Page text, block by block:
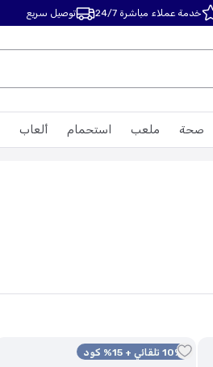
خدمة عملاء مباشرة 24/7 توصيل سريع
ألعاب استحمام ملعب صحة
10% تلقائي + 15% كود